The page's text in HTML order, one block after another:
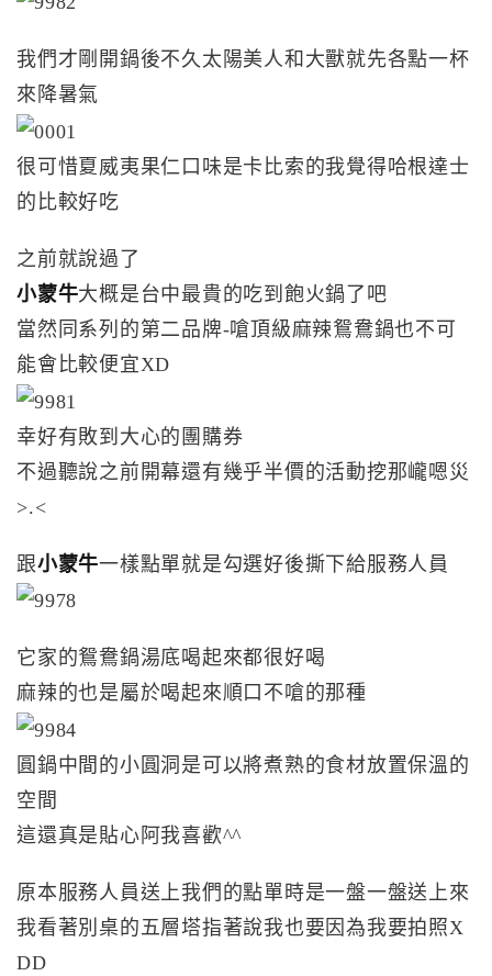
我們才剛開鍋後不久太陽美人和大獸就先各點一杯
來降暑氣
很可惜夏威夷果仁口味是卡比索的我覺得哈根達士
的比較好吃
之前就說過了
小蒙牛大概是台中最貴的吃到飽火鍋了吧
當然同系列的第二品牌-嗆頂級麻辣鴛鴦鍋也不可
能會比較便宜XD
幸好有敗到大心的團購券
不過聽說之前開幕還有幾乎半價的活動挖那巄嗯災
>.<
跟小蒙牛一樣點單就是勾選好後撕下給服務人員
它家的鴛鴦鍋湯底喝起來都很好喝
麻辣的也是屬於喝起來順口不嗆的那種
圓鍋中間的小圓洞是可以將煮熟的食材放置保溫的
空間
這還真是貼心阿我喜歡^^
原本服務人員送上我們的點單時是一盤一盤送上來
我看著別桌的五層塔指著說我也要因為我要拍照X
DD